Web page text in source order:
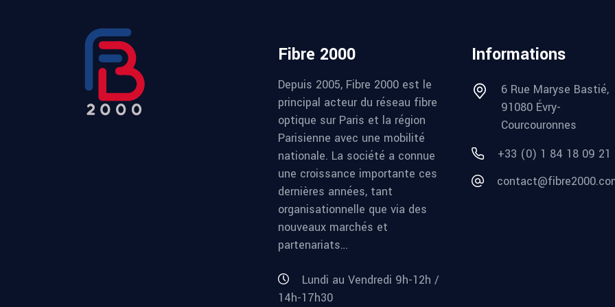
Fibre 2000
Depuis 2005, Fibre 2000 est le
principal acteur du réseau fibre
optique sur Paris et la région
Parisienne avec une mobilité
nationale. La société a connue
une croissance importante ces
dernières années, tant
organisationnelle que via des
nouveaux marchés et
partenariats…
Lundi au Vendredi 9h-12h /
14h-17h30
Informations
6 Rue Maryse Bastié,
91080 Évry-
Courcouronnes
+33 (0) 1 84 18 09 21